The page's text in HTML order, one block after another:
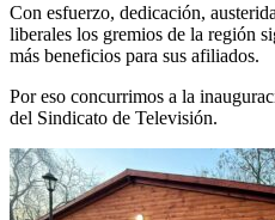
Con esfuerzo, dedicación,
liberales los gremios de la región
más beneficios para sus afiliados.
Por eso concurrimos a la
del Sindicato de Televisión.